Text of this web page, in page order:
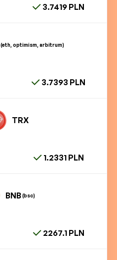
3.7419 PLN
(eth, optimism, arbitrum)
3.7393 PLN
TRX
1.2331 PLN
BNB(bsc)
2267.1 PLN